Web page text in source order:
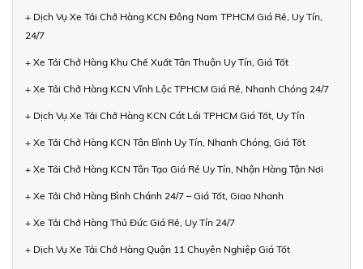
+ Dịch Vụ Xe Tải Chở Hàng KCN Đông Nam TPHCM Giá Rẻ, Uy Tín,
24/7
+ Xe Tải Chở Hàng Khu Chế Xuất Tân Thuận Uy Tín, Giá Tốt
+ Xe Tải Chở Hàng KCN Vĩnh Lộc TPHCM Giá Rẻ, Nhanh Chóng 24/7
+ Dịch Vụ Xe Tải Chở Hàng KCN Cát Lái TPHCM Giá Tốt, Uy Tín
+ Xe Tải Chở Hàng KCN Tân Bình Uy Tín, Nhanh Chóng, Giá Tốt
+ Xe Tải Chở Hàng KCN Tân Tạo Giá Rẻ Uy Tín, Nhận Hàng Tận Nơi
+ Xe Tải Chở Hàng Bình Chánh 24/7 – Giá Tốt, Giao Nhanh
+ Xe Tải Chở Hàng Thủ Đức Giá Rẻ, Uy Tín 24/7
+ Dịch Vụ Xe Tải Chở Hàng Quận 11 Chuyên Nghiệp Giá Tốt